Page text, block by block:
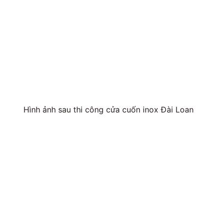
Hình ảnh sau thi công cửa cuốn inox Đài Loan